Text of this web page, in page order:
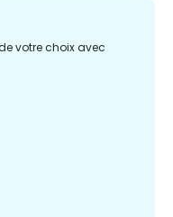
votre choix avec